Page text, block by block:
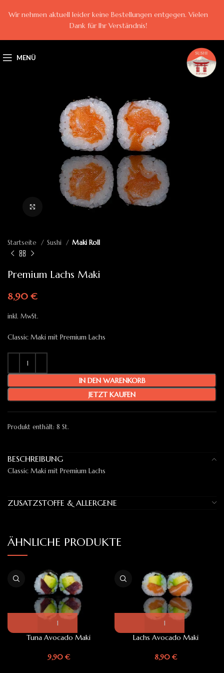
MENÜ
Klick zum Vergrößern
Startseite Sushi Maki Roll
Premium Lachs Maki
8,90 €
inkl. MwSt.
Classic Maki mit Premium Lachs
IN DEN WARENKORB
JETZT KAUFEN
Produkt enthält: 8 St.
BESCHREIBUNG
Classic Maki mit Premium Lachs
ZUSATZSTOFFE & ALLERGENE
ÄHNLICHE PRODUKTE
Tuna Avocado Maki
9,90 €
Lachs Avocado Maki
8,90 €
Wir nehmen aktuell leider keine Bestellungen entgegen. Vielen
Dank für Ihr Verständnis!